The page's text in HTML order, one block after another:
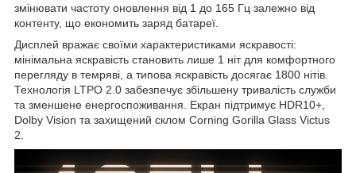
змінювати частоту оновлення від 1 до 165 Гц залежно від
контенту, що економить заряд батареї.
Дисплей вражає своїми характеристиками яскравості:
мінімальна яскравість становить лише 1 ніт для комфортного
перегляду в темряві, а типова яскравість досягає 1800 нітів.
Технологія LTPO 2.0 забезпечує збільшену тривалість служби
та зменшене енергоспоживання. Екран підтримує HDR10+,
Dolby Vision та захищений склом Corning Gorilla Glass Victus
2.